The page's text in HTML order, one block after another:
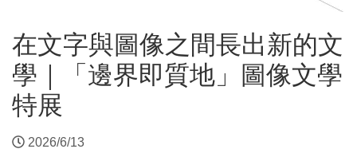
在文字與圖像之間長出新的文
學｜「邊界即質地」圖像文學
特展
2026/6/13